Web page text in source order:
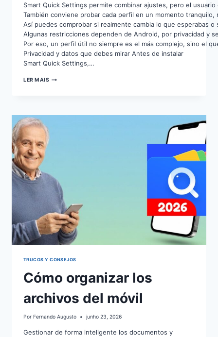
Smart Quick Settings permite combinar ajustes, pero el
También conviene probar cada perfil en un momento
Así puedes comprobar si realmente cambia lo que esperabas
Algunas restricciones dependen de Android, por privacidad y
Por eso, un perfil útil no siempre es el más complejo, sino el
Privacidad y datos que debes mirar Antes de instalar
Smart Quick Settings,…
LER MAISAJUSTES
TRUCOS Y CONSEJOS
Cómo organizar los
archivos del móvil
Por Fernando Augusto junho 23, 2026
Gestionar de forma inteligente los documentos y